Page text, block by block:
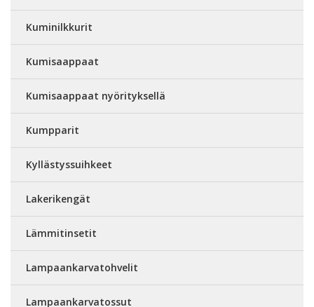
Kuminilkkurit
Kumisaappaat
Kumisaappaat nyörityksellä
Kumpparit
Kyllästyssuihkeet
Lakerikengät
Lämmitinsetit
Lampaankarvatohvelit
Lampaankarvatossut